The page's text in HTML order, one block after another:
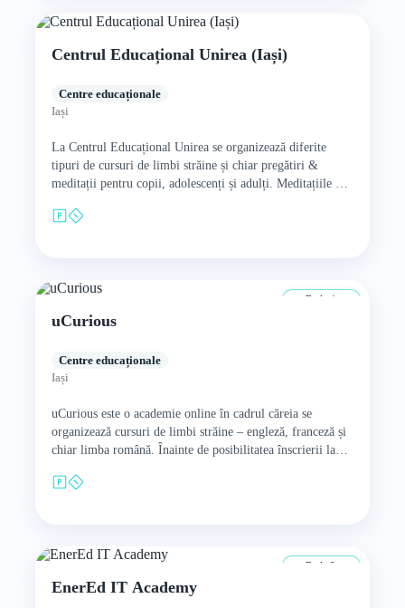
Centrul Educațional Unirea (Iași)
Centre educaționale
Iași
La Centrul Educațional Unirea se organizează diferite
tipuri de cursuri de limbi străine și chiar pregătiri &
meditații pentru copii, adolescenți și adulți. Meditațiile pot
De la 4 ani
uCurious
Centre educaționale
Iași
uCurious este o academie online în cadrul căreia se
organizează cursuri de limbi străine – engleză, franceză și
chiar limba română. Înainte de posibilitatea înscrierii la…
De la 8 ani
EnerEd IT Academy